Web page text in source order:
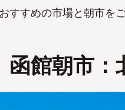
すすめの市場と朝市をご
函館朝市